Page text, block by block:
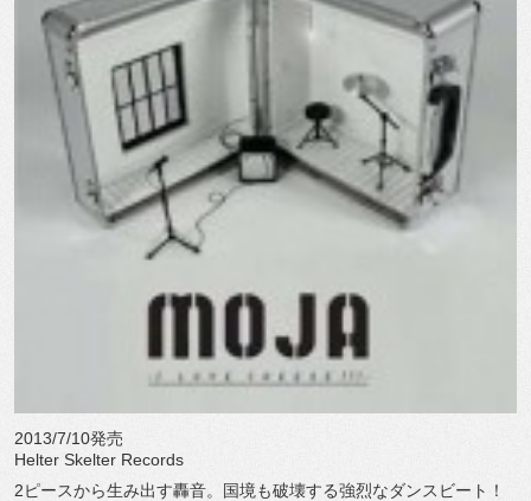
2013/7/10発売
Helter Skelter Records
2ピースから生み出す轟音。国境も破壊する強烈なダンスビート！